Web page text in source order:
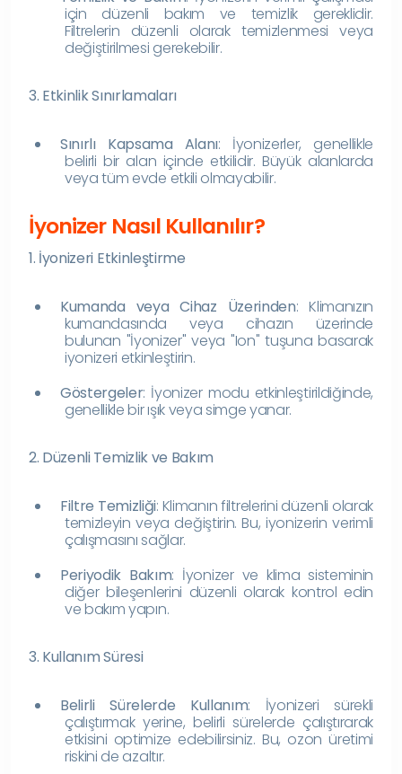
için düzenli bakım ve temizlik gereklidir.
Filtrelerin düzenli olarak temizlenmesi veya
değiştirilmesi gerekebilir.
3. Etkinlik Sınırlamaları
Sınırlı Kapsama Alanı: İyonizerler, genellikle
belirli bir alan içinde etkilidir. Büyük alanlarda
veya tüm evde etkili olmayabilir.
İyonizer Nasıl Kullanılır?
1. İyonizeri Etkinleştirme
Kumanda veya Cihaz Üzerinden: Klimanızın
kumandasında veya cihazın üzerinde
bulunan "İyonizer" veya "Ion" tuşuna basarak
iyonizeri etkinleştirin.
Göstergeler: İyonizer modu etkinleştirildiğinde,
genellikle bir ışık veya simge yanar.
2. Düzenli Temizlik ve Bakım
Filtre Temizliği: Klimanın filtrelerini düzenli olarak
temizleyin veya değiştirin. Bu, iyonizerin verimli
çalışmasını sağlar.
Periyodik Bakım: İyonizer ve klima sisteminin
diğer bileşenlerini düzenli olarak kontrol edin
ve bakım yapın.
3. Kullanım Süresi
Belirli Sürelerde Kullanım: İyonizeri sürekli
çalıştırmak yerine, belirli sürelerde çalıştırarak
etkisini optimize edebilirsiniz. Bu, ozon üretimi
riskini de azaltır.